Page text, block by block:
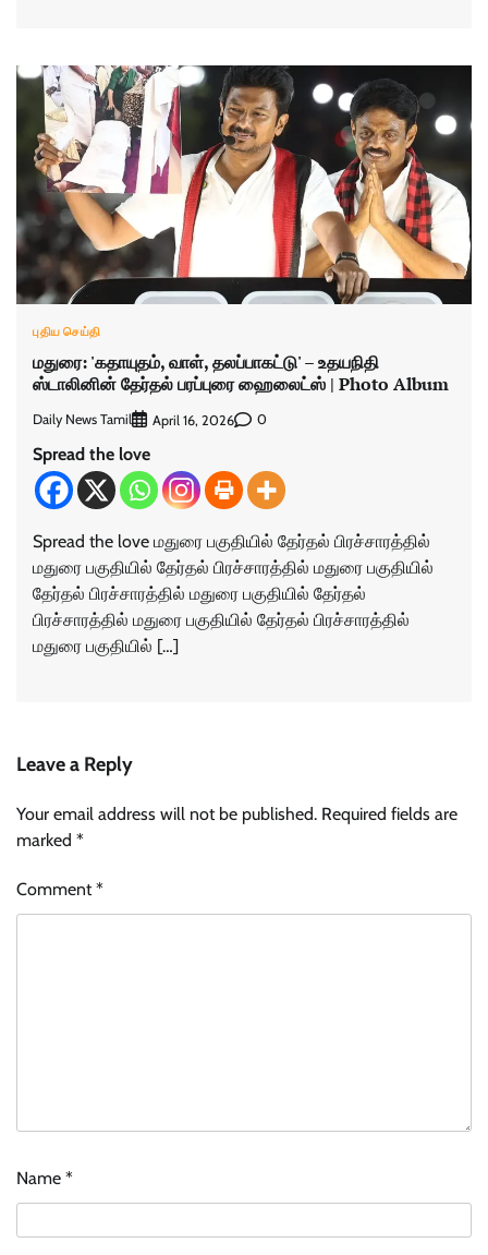
புதிய செய்தி
மதுரை: 'கதாயுதம், வாள், தலப்பாகட்டு' – உதயநிதி
ஸ்டாலினின் தேர்தல் பரப்புரை ஹைலைட்ஸ் | Photo Album
Daily News Tamil April 16, 2026 0
Spread the love
Spread the love மதுரை பகுதியில் தேர்தல் பிரச்சாரத்தில்
மதுரை பகுதியில் தேர்தல் பிரச்சாரத்தில் மதுரை பகுதியில்
தேர்தல் பிரச்சாரத்தில் மதுரை பகுதியில் தேர்தல்
பிரச்சாரத்தில் மதுரை பகுதியில் தேர்தல் பிரச்சாரத்தில்
மதுரை பகுதியில் […]
Leave a Reply
Your email address will not be published. Required fields are
marked *
Comment*
Name *